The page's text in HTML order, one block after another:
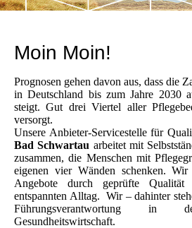
Moin Moin!
Prognosen gehen davon aus, dass die
in Deutschland bis zum Jahre 2030
steigt. Gut drei Viertel aller
versorgt.
Unsere Anbieter-Servicestelle für
Bad Schwartau arbeitet mit
zusammen, die Menschen mit
eigenen vier Wänden schenken.
Angebote durch geprüfte
entspannten Alltag. Wir – dahinter
Führungsverantwortung
Gesundheitswirtschaft.